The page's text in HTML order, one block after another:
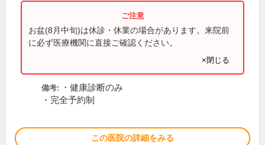
お盆(8月中旬)は休診・休業の場合があります。来院前
に必ず医療機関に直接ご確認ください。
×閉じる
備考:
・健康診断のみ
・完全予約制
この医院の詳細をみる